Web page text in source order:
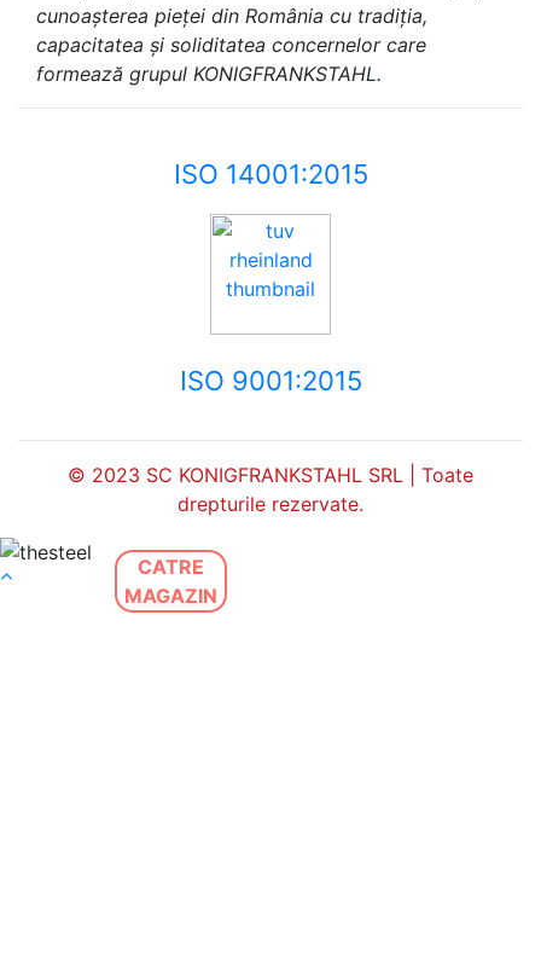
cunoașterea pieței din România cu tradiția,
capacitatea și soliditatea concernelor care
formează grupul KONIGFRANKSTAHL.
ISO 14001:2015
ISO 9001:2015
© 2023 SC KONIGFRANKSTAHL SRL | Toate
drepturile rezervate.
CATRE
MAGAZIN